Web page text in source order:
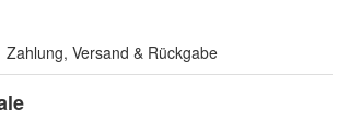
Zahlung, Versand & Rückgabe